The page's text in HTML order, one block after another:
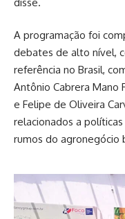
A programação foi
debates de alto nível,
referência no Brasil,
Antônio Cabrera Mano
e Felipe de Oliveira
relacionados a
rumos do agronegócio